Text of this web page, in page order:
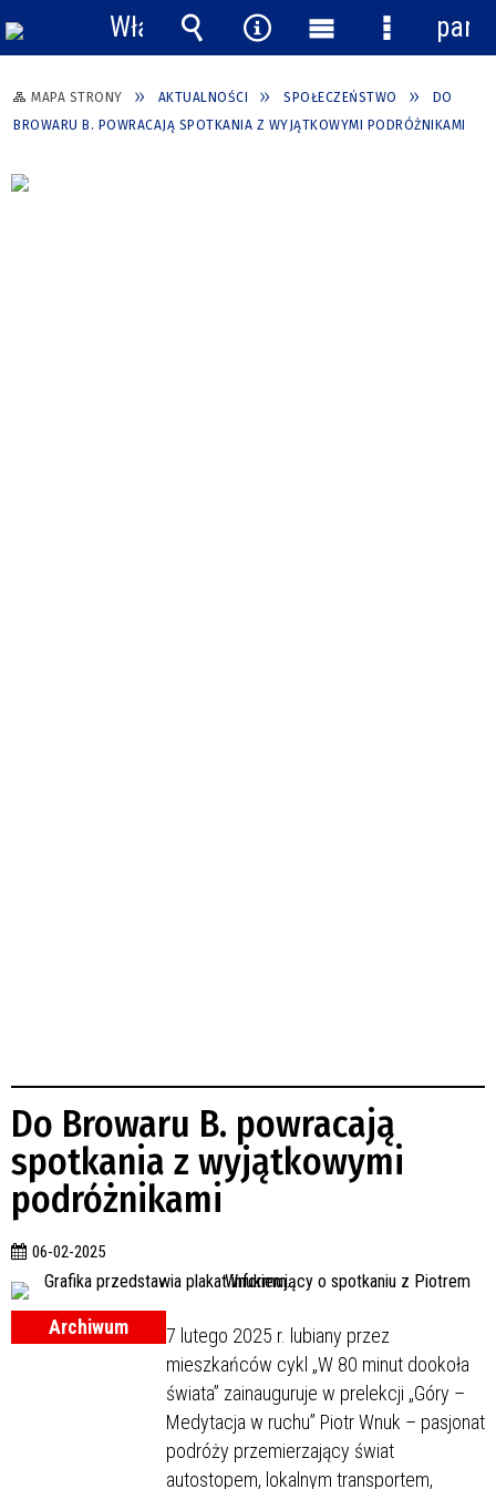
MAPA STRONY AKTUALNOŚCI SPOŁECZEŃSTWO
DO
BROWARU B. POWRACAJĄ SPOTKANIA Z WYJĄTKOWYMI PODRÓŻNIKAMI
Do Browaru B. powracają
spotkania z wyjątkowymi
podróżnikami
06-02-2025
Archiwum
7 lutego 2025 r. lubiany przez
mieszkańców cykl „W 80 minut dookoła
świata” zainauguruje w prelekcji „Góry –
Medytacja w ruchu” Piotr Wnuk – pasjonat
podróży przemierzający świat
autostopem, lokalnym transportem,
Włącz
powiadomienia
Wyszukiwarka
Narzędzia
Menu
główne
Menu
panel